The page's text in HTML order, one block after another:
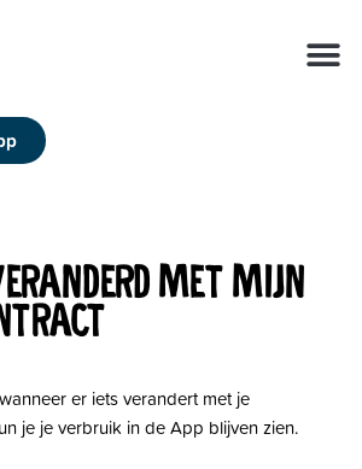
MET MIJN
er iets verandert met je
je je verbruik in de App blijven zien.